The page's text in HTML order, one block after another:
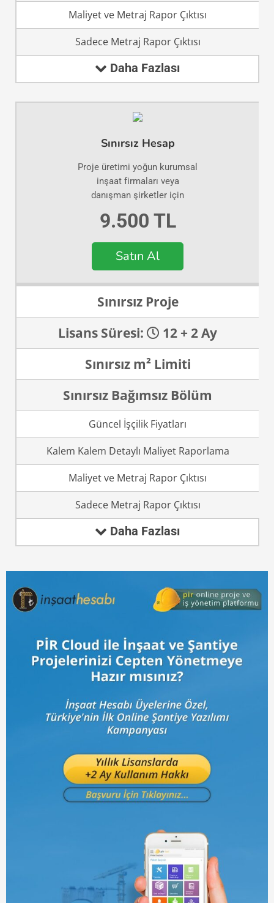
Maliyet ve Metraj Rapor Çıktısı
Sadece Metraj Rapor Çıktısı
Daha Fazlası
Sınırsız Hesap
Proje üretimi yoğun kurumsal
inşaat firmaları veya
danışman şirketler için
9.500 TL
Satın Al
Sınırsız Proje
Lisans Süresi:
12 + 2 Ay
Sınırsız m² Limiti
Sınırsız Bağımsız Bölüm
Güncel İşçilik Fiyatları
Kalem Kalem Detaylı Maliyet Raporlama
Maliyet ve Metraj Rapor Çıktısı
Sadece Metraj Rapor Çıktısı
Daha Fazlası